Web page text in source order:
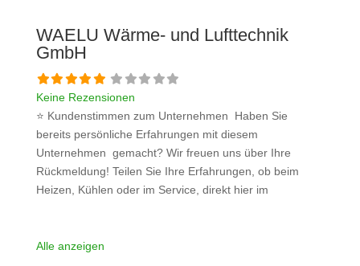
WAELU Wärme- und Lufttechnik
GmbH
Keine Rezensionen
⭐ Kundenstimmen zum Unternehmen Haben Sie
bereits persönliche Erfahrungen mit diesem
Unternehmen gemacht? Wir freuen uns über Ihre
Rückmeldung! Teilen Sie Ihre Erfahrungen, ob beim
Heizen, Kühlen oder im Service, direkt hier im
Sie eine kritische Meinung äußern, so geben Sie diese
Alle anzeigen